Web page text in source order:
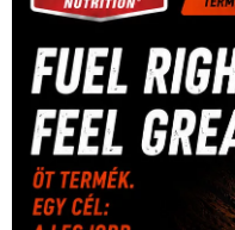
Dakar Team(132)Rali
(316) Szalay Balázs (126)
(126) Video(247)
(222)vívás(174) vízilabda
úszás(361)